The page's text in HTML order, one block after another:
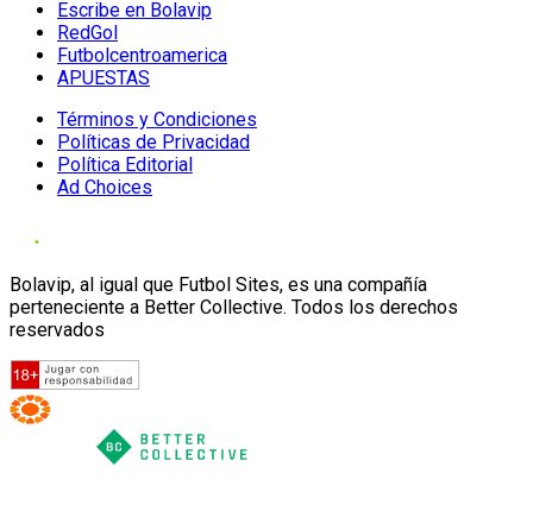
Escribe en Bolavip
RedGol
Futbolcentroamerica
APUESTAS
Términos y Condiciones
Políticas de Privacidad
Política Editorial
Ad Choices
Bolavip, al igual que Futbol Sites, es una compañía
perteneciente a Better Collective. Todos los derechos
reservados